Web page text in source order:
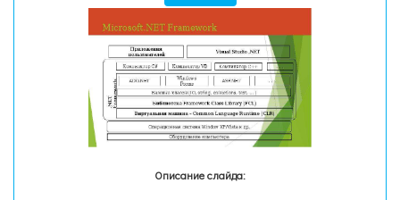
Описание слайда: